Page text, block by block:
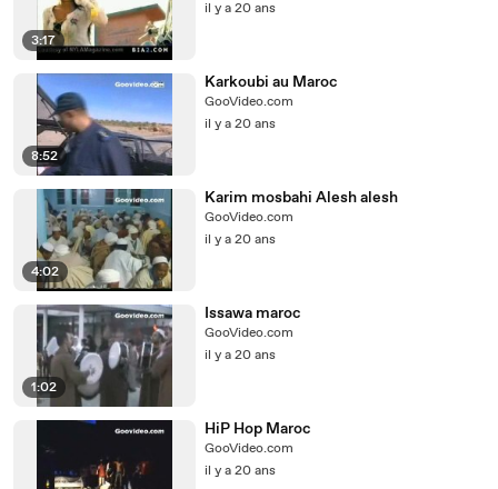
3:17
il y a 20 ans
8:52
Karkoubi au Maroc
GooVideo.com
il y a 20 ans
4:02
Karim mosbahi Alesh alesh
GooVideo.com
il y a 20 ans
1:02
Issawa maroc
GooVideo.com
il y a 20 ans
HiP Hop Maroc
GooVideo.com
il y a 20 ans